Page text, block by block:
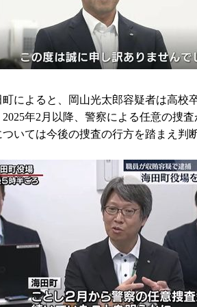
町によると、岡山光太郎容疑者は高校
2025年2月以降、警察による任意の捜
ついては今後の捜査の行方を踏まえ判